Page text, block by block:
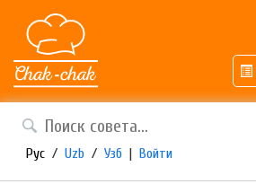
Рус / Uzb / Узб | Войти